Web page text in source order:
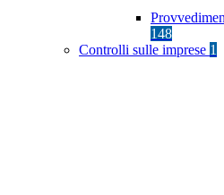
148
Controlli sulle imprese 1